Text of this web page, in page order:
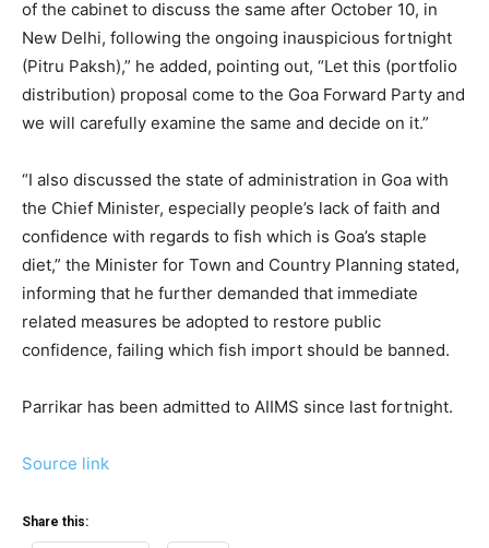
of the cabinet to discuss the same after October 10, in
New Delhi, following the ongoing inauspicious fortnight
(Pitru Paksh),” he added, pointing out, “Let this (portfolio
distribution) proposal come to the Goa Forward Party and
we will carefully examine the same and decide on it.”
“I also discussed the state of administration in Goa with
the Chief Minister, especially people’s lack of faith and
confidence with regards to fish which is Goa’s staple
diet,” the Minister for Town and Country Planning stated,
informing that he further demanded that immediate
related measures be adopted to restore public
confidence, failing which fish import should be banned.
Parrikar has been admitted to AIIMS since last fortnight.
Source link
Share this: